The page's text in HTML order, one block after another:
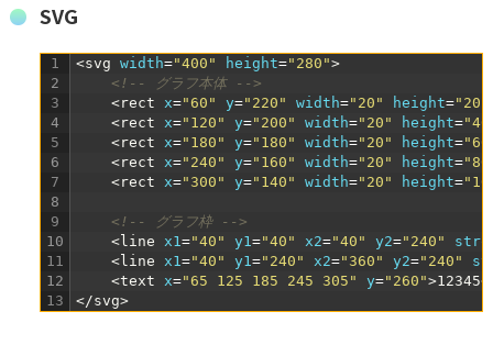
SVG
1
2
3
4
5
6
7
8
9
10
11
12
13
<svg width="400" height="280">
<!-- グラフ本体 -->
<rect x="60" y="220" width="20" height="20"
<rect x="120" y="200" width="20" height=
<rect x="180" y="180" width="20" height=
<rect x="240" y="160" width="20" height=
<rect x="300" y="140" width="20" height=
<!-- グラフ枠 -->
<line x1="40" y1="40" x2="40" y2="240"
<line x1="40" y1="240" x2="360" y2="240"
<text x="65 125 185 245 305" y="260">12345
</svg>